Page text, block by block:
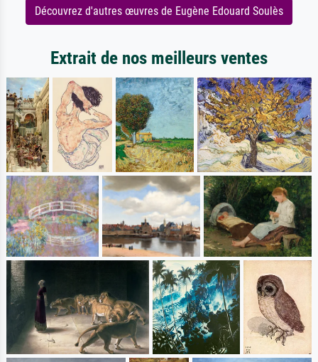
Découvrez d'autres œuvres de Eugène Edouard Soulès
Extrait de nos meilleurs ventes